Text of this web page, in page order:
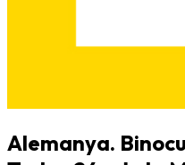
Alemanya.